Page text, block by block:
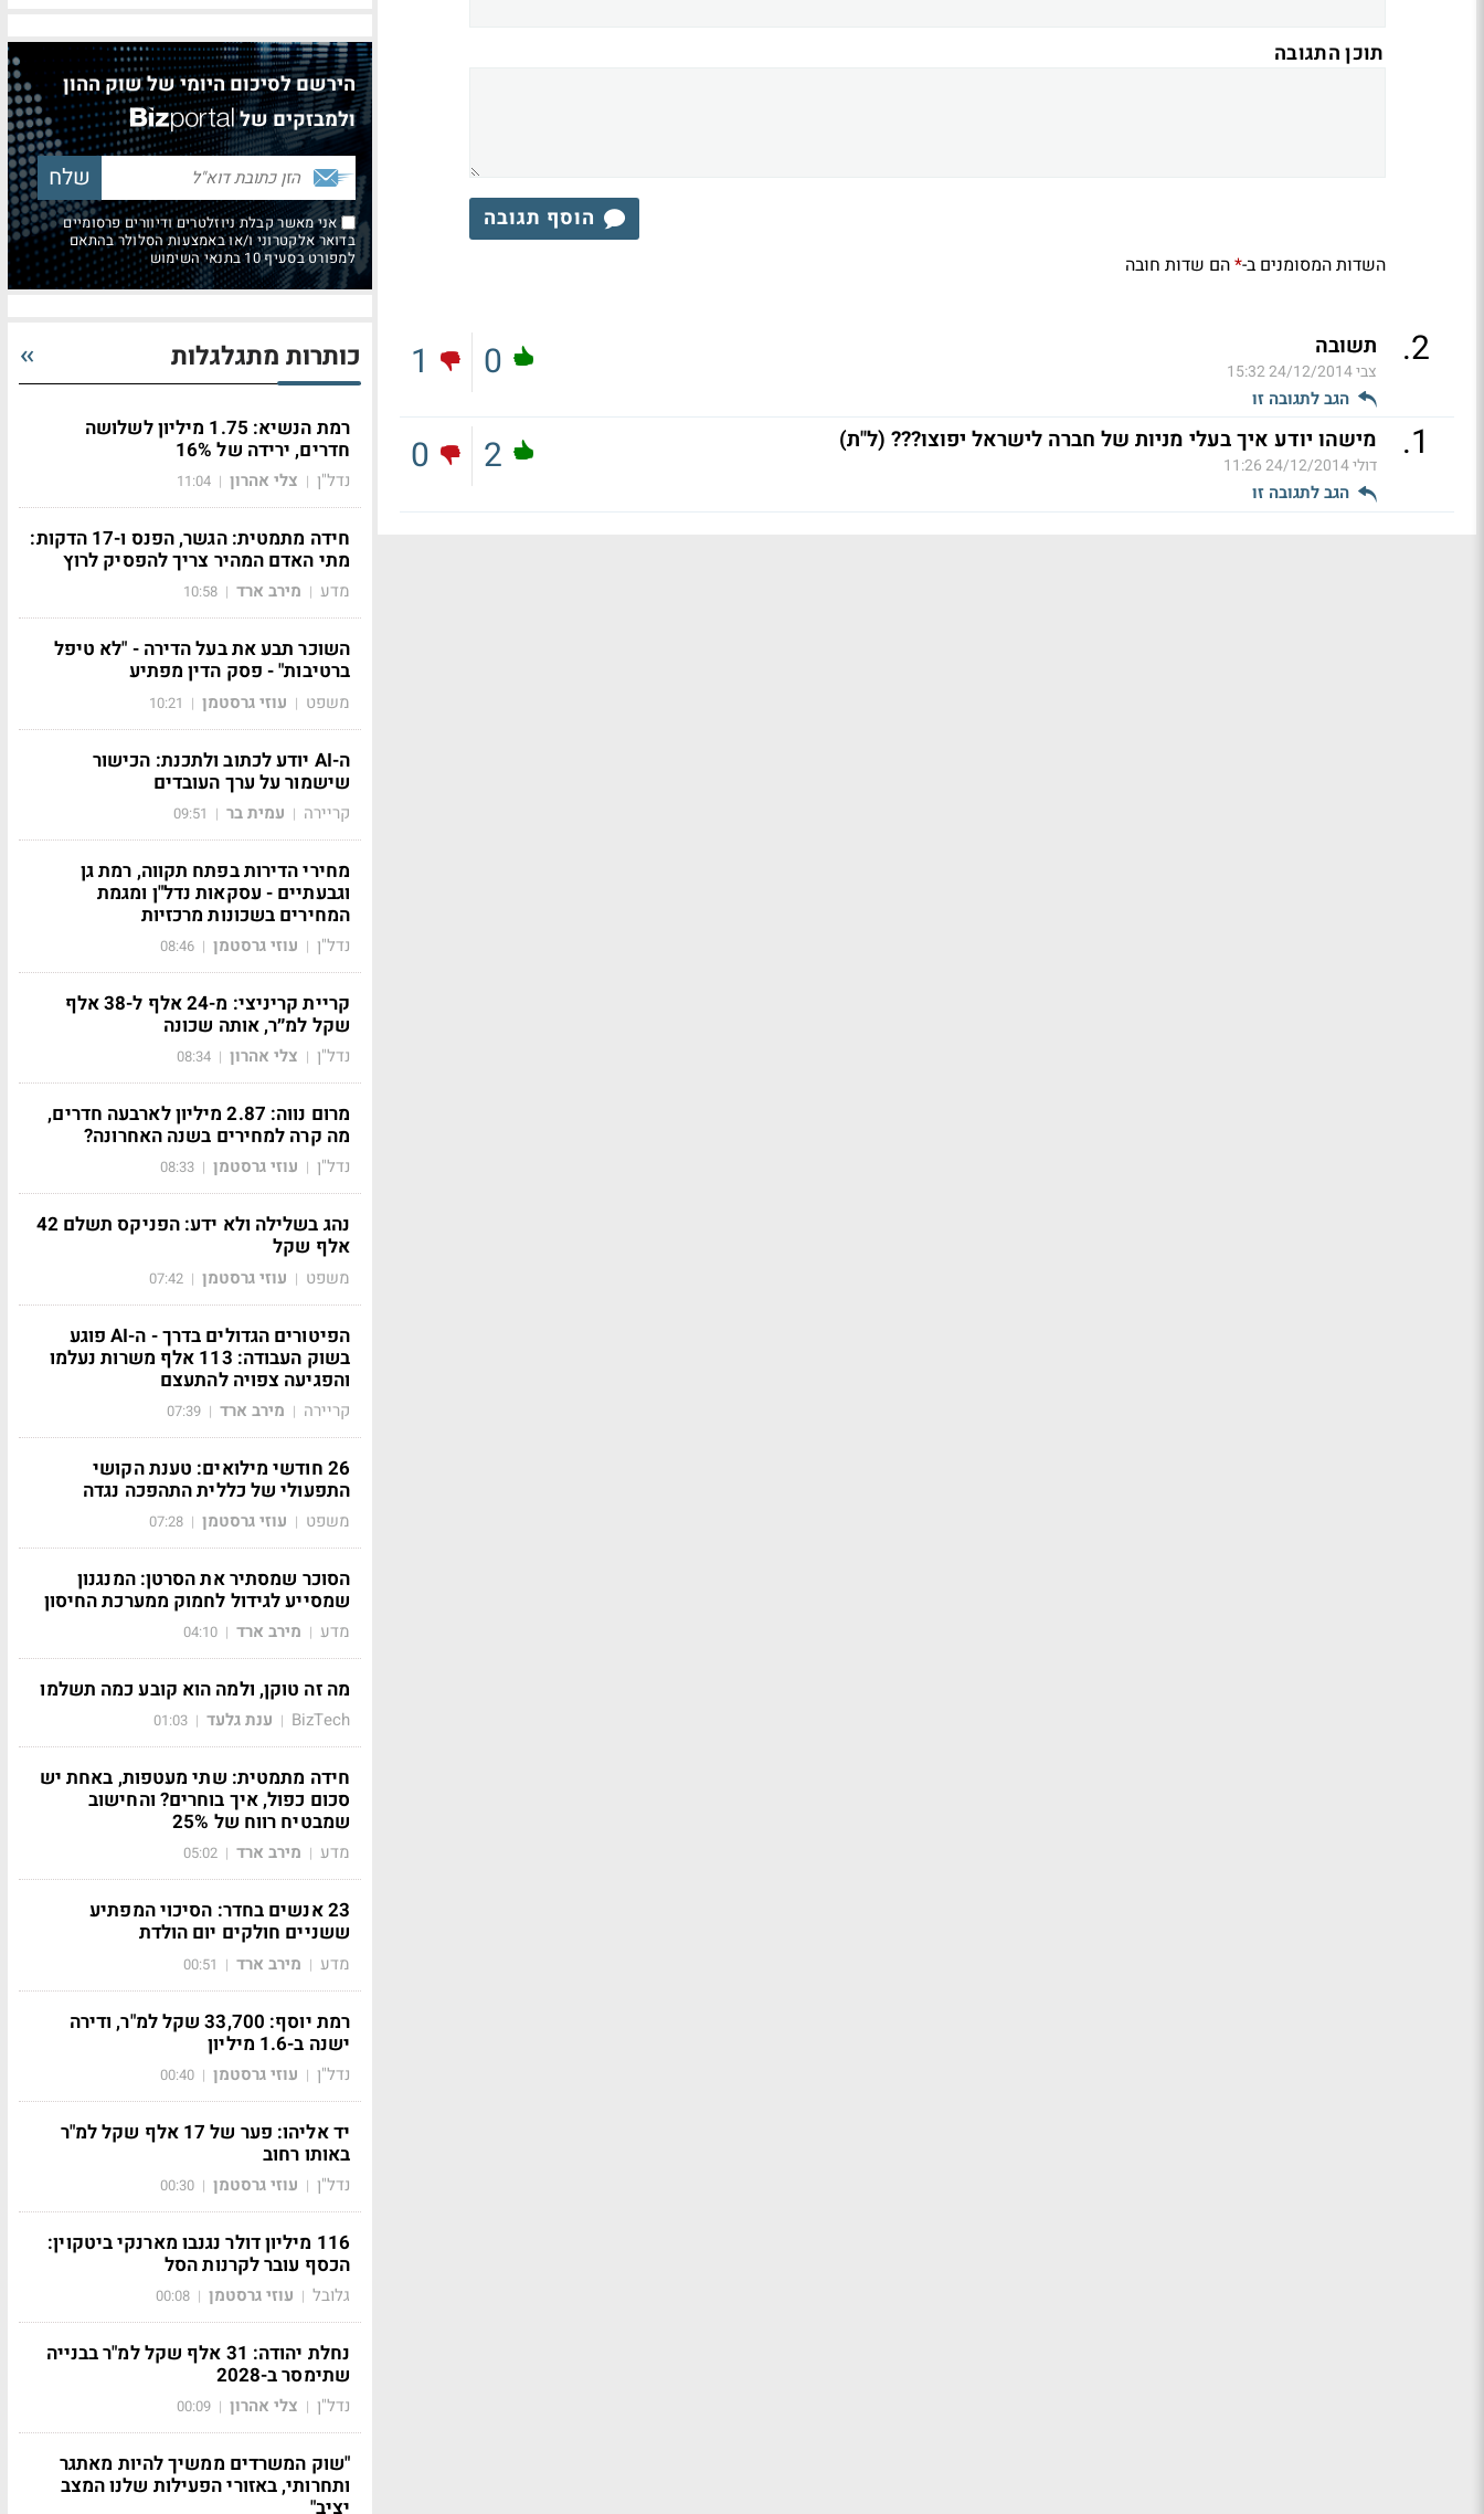
תוכן התגובה
הוסף תגובה
השדות המסומנים ב-*הם שדות חובה
2
. תשובה
צבי24/12/2014 15:32
הגב לתגובה זו
0
1
1
. מישהו יודע איך בעלי מניות של חברה לישראל יפוצו??? (ל"ת)
דולי24/12/2014 11:26
הגב לתגובה זו
2
0
הירשם לסיכום היומי של שוק ההון
ולמבזקים של
אני מאשר קבלת ניוזלטרים ודיוורים פרסומיים
בדואר אלקטרוני ו/או באמצעות הסלולר בהתאם
למפורט בסעיף 10 בתנאי השימוש
כותרות מתגלגלות
רמת הנשיא: 1.75 מיליון לשלושה
חדרים, ירידה של 16%
נדל"ן | צלי אהרון |
11:04
חידה מתמטית: הגשר, הפנס ו-17 הדקות:
מתי האדם המהיר צריך להפסיק לרוץ
מדע | מירב ארד |
10:58
השוכר תבע את בעל הדירה - "לא טיפל
ברטיבות" - פסק הדין מפתיע
משפט | עוזי גרסטמן |
10:21
ה-AI יודע לכתוב ולתכנת: הכישור
שישמור על ערך העובדים
קריירה | עמית בר |
09:51
מחירי הדירות בפתח תקווה, רמת גן
וגבעתיים - עסקאות נדל"ן ומגמת
המחירים בשכונות מרכזיות
נדל"ן | עוזי גרסטמן |
08:46
קריית קריניצי: מ-24 אלף ל-38 אלף
שקל למ״ר, אותה שכונה
נדל"ן | צלי אהרון |
08:34
מרום נווה: 2.87 מיליון לארבעה חדרים,
מה קרה למחירים בשנה האחרונה?
נדל"ן | עוזי גרסטמן |
08:33
נהג בשלילה ולא ידע: הפניקס תשלם 42
אלף שקל
משפט | עוזי גרסטמן |
07:42
הפיטורים הגדולים בדרך - ה-AI פוגע
בשוק העבודה: 113 אלף משרות נעלמו
והפגיעה צפויה להתעצם
קריירה | מירב ארד |
07:39
26 חודשי מילואים: טענת הקושי
התפעולי של כללית התהפכה נגדה
משפט | עוזי גרסטמן |
07:28
הסוכר שמסתיר את הסרטן: המנגנון
שמסייע לגידול לחמוק ממערכת החיסון
מדע | מירב ארד |
04:10
מה זה טוקן, ולמה הוא קובע כמה תשלמו
BizTech
| ענת גלעד |
01:03
חידה מתמטית: שתי מעטפות, באחת יש
סכום כפול, איך בוחרים? והחישוב
שמבטיח רווח של 25%
מדע | מירב ארד |
05:02
23 אנשים בחדר: הסיכוי המפתיע
ששניים חולקים יום הולדת
מדע | מירב ארד |
00:51
רמת יוסף: 33,700 שקל למ"ר, ודירה
ישנה ב-1.6 מיליון
נדל"ן | עוזי גרסטמן |
00:40
יד אליהו: פער של 17 אלף שקל למ"ר
באותו רחוב
נדל"ן | עוזי גרסטמן |
00:30
116 מיליון דולר נגנבו מארנקי ביטקוין:
הכסף עובר לקרנות הסל
גלובל | עוזי גרסטמן |
00:08
נחלת יהודה: 31 אלף שקל למ"ר בבנייה
שתימסר ב-2028
נדל"ן | צלי אהרון |
00:09
"שוק המשרדים ממשיך להיות מאתגר
ותחרותי, באזורי הפעילות שלנו המצב
יציב"